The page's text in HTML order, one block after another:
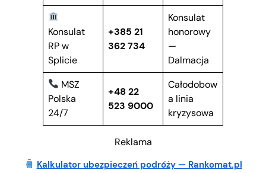
Konsulat
RP w
Splicie
+385 21
362 734
Konsulat
honorowy
—
Dalmacja
MSZ
Polska
24/7
+48 22
523 9000
Całodobow
a linia
kryzysowa
Reklama
Kalkulator ubezpieczeń podróży — Rankomat.pl